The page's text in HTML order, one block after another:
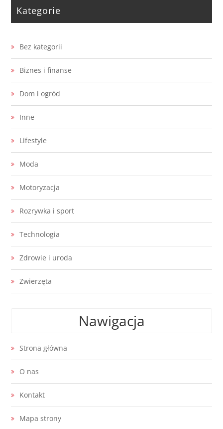
Kategorie
Bez kategorii
Biznes i finanse
Dom i ogród
Inne
Lifestyle
Moda
Motoryzacja
Rozrywka i sport
Technologia
Zdrowie i uroda
Zwierzęta
Nawigacja
Strona główna
O nas
Kontakt
Mapa strony